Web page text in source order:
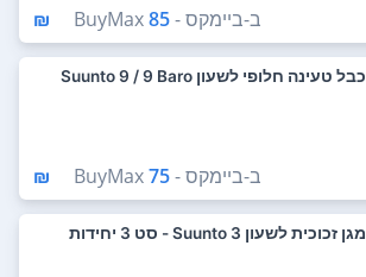
ב-ביימקס - BuyMax85 ₪
כבל טעינה חלופי לשעון Suunto 9 / 9 Baro
ב-ביימקס - BuyMax75 ₪
מגן זכוכית לשעון Suunto 3 - סט 3 יחידות